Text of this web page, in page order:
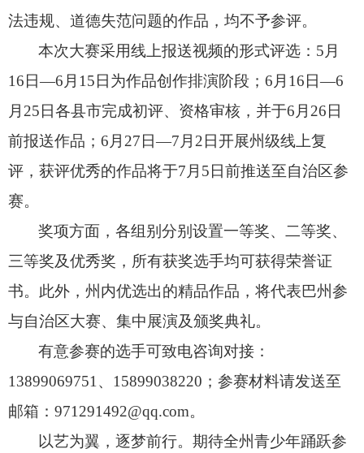
法违规、 道德失范问题的作品， 均不予参评。
本次大赛采用线上报送视频的形式评选：5月
16日—6月15日为作品创作排演阶段； 6月16日—6
月25日各县市完成初评、 资格审核， 并于6月26日
前报送作品； 6月27日—7月2日开展州级线上复
评， 获评优秀的作品将于7月5日前推送至自治区参
赛。
奖项方面，各组别分别设置一等奖、 二等奖、
三等奖及优秀奖， 所有获奖选手均可获得荣誉证
书。 此外， 州内优选出的精品作品， 将代表巴州参
与自治区大赛、 集中展演及颁奖典礼。
有意参赛的选手可致电咨询对接：
13899069751、 15899038220； 参赛材料请发送至
邮箱：971291492@qq.com。
以艺为翼，逐梦前行。期待全州青少年踊跃参